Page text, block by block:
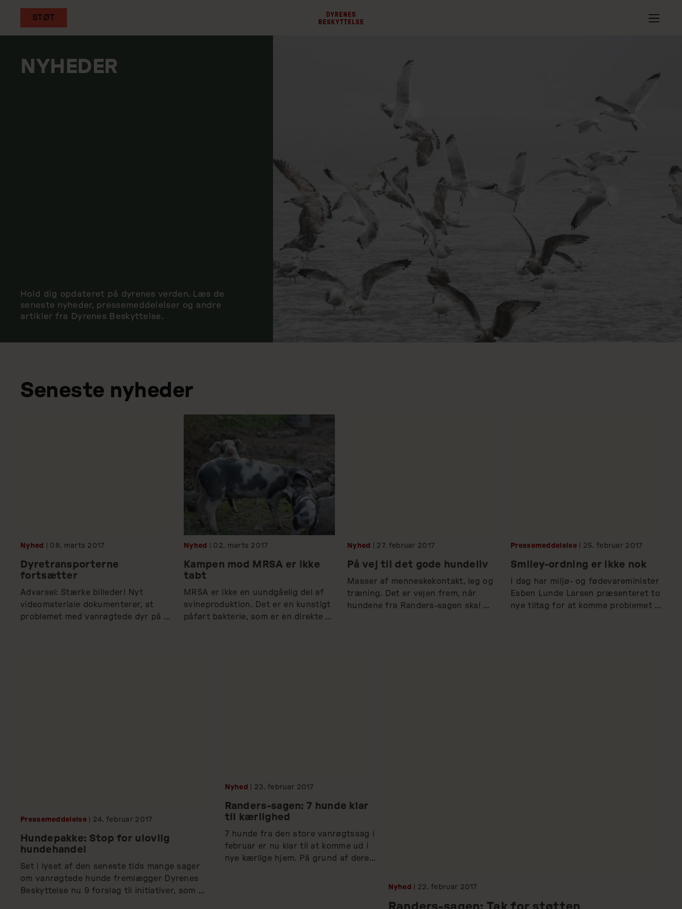
hovedindhold
STØT
NYHEDER
Hold dig opdateret på dyrenes verden. Læs de
seneste nyheder, pressemeddelelser og andre
artikler fra Dyrenes Beskyttelse.
Seneste nyheder
Nyhed | 08. marts 2017
Dyretransporterne
fortsætter
Advarsel: Stærke billeder! Nyt
videomateriale dokumenterer, at
problemet med vanrøgtede dyr på
Nyhed | 02. marts 2017
Kampen mod MRSA er ikke
tabt
MRSA er ikke en uundgåelig del af
svineproduktion. Det er en kunstigt
påført bakterie, som er en direkte
Nyhed | 27. februar 2017
På vej til det gode hundeliv
Masser af menneskekontakt, leg og
træning. Det er vejen frem, når
hundene fra Randers-sagen skal
Pressemeddelelse| 25. februar 2017
Smiley-ordning er ikke nok
I dag har miljø- og fødevareminister
Esben Lunde Larsen præsenteret to
nye tiltag for at komme problemet
Pressemeddelelse| 24. februar 2017
Hundepakke: Stop for ulovlig
hundehandel
Set i lyset af den seneste tids mange sager
om vanrøgtede hunde fremlægger Dyrenes
Beskyttelse nu 9 forslag til initiativer, som
Nyhed | 23.februar 2017
Randers-sagen: 7 hunde klar
til kærlighed
7 hunde fra den store vanrøgtssag i
februar er nu klar til at komme ud i
nye kærlige hjem. På grund af deres
Nyhed | 22.februar 2017